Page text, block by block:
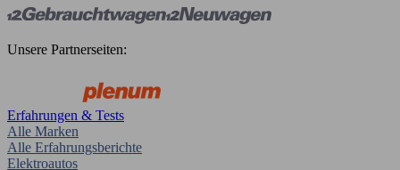
Unsere Partnerseiten:
Erfahrungen & Tests
Alle Marken
Alle Erfahrungsberichte
Elektroautos